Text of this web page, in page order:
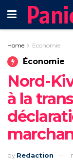
Home Economie
Économie
Nord-
à la
by Redaction